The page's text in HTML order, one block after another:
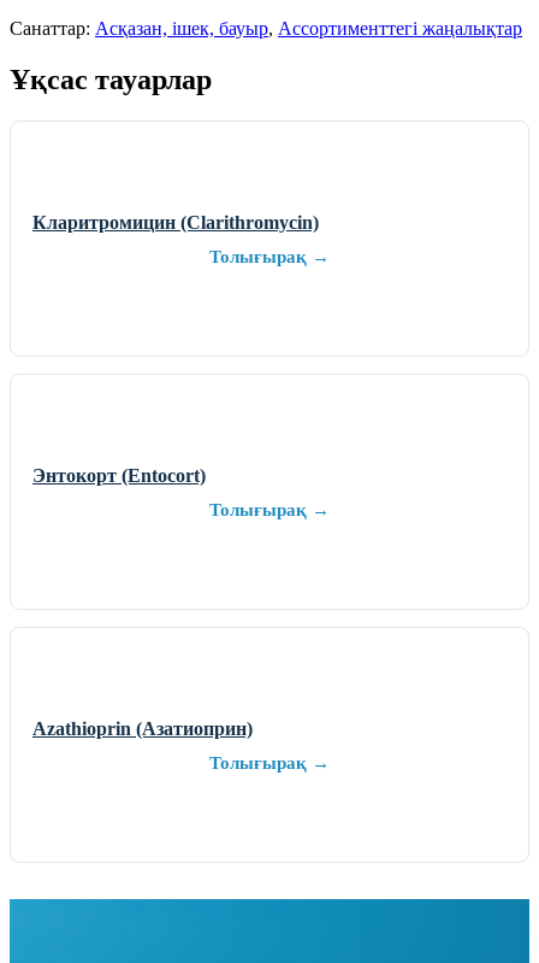
Санаттар: Асқазан, ішек, бауыр, Ассортименттегі жаңалықтар
Ұқсас тауарлар
Кларитромицин (Clarithromycin)
Толығырақ →
Энтокорт (Entocort)
Толығырақ →
Azathioprin (Азатиоприн)
Толығырақ →